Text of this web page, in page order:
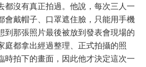
都沒有真正拍過。他說，每次三人一
會戴帽子、口罩遮住臉，只能用手機
到那張照片最後被放到發表會現場的
庭都拿出經過整理、正式拍攝的照
時拍下的畫面，因此他才決定這次一